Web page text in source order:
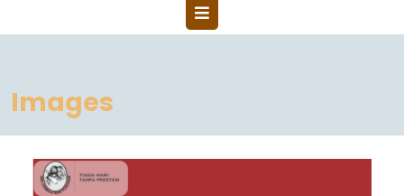
Images